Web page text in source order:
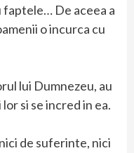
faptele… De aceea a
o incurca cu
lui Dumnezeu, au
si se incred in ea.
de suferinte, nici